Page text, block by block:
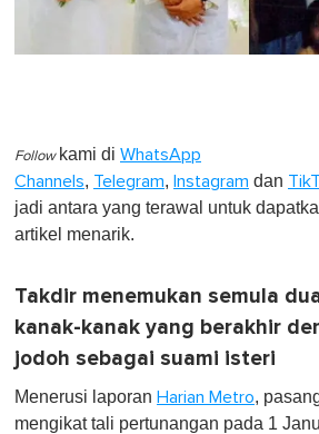
Follow kami di WhatsApp
Channels, Telegram, Instagram dan
jadi antara yang terawal untuk
artikel menarik.
Takdir menemukan semula
kanak-kanak yang berakhir
jodoh sebagai suami isteri
Menerusi laporan Harian Metro,
mengikat tali pertunangan pada 1